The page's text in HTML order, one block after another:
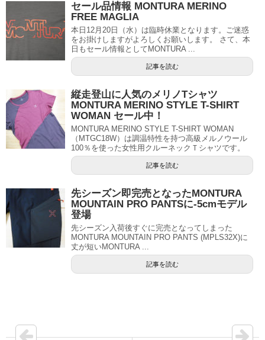
セール品情報 MONTURA MERINO
FREE MAGLIA
本日12月20日（水）は臨時休業となります。ご迷惑
をお掛けしますがよろしくお願いします。 さて、本
日もセール情報としてMONTURA ...
記事を読む
縦走登山に人気のメリノTシャツ
MONTURA MERINO STYLE T-SHIRT
WOMAN セール中！
MONTURA MERINO STYLE T-SHIRT WOMAN
（MTGC18W）は調温特性を持つ高級メルノウール
100％を使った女性用クルーネックＴシャツです。
記事を読む
先シーズン即完売となったMONTURA
MOUNTAIN PRO PANTSに-5cmモデル
登場
先シーズン入荷後すぐに完売となってしまった
MONTURA MOUNTAIN PRO PANTS (MPLS32X)に
丈が短いMONTURA ...
記事を読む